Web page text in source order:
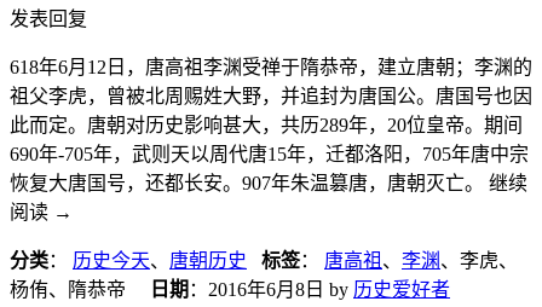
发表回复
618年6月12日，唐高祖李渊受禅于隋恭帝，建立唐朝；李渊的
祖父李虎，曾被北周赐姓大野，并追封为唐国公。唐国号也因
此而定。唐朝对历史影响甚大，共历289年，20位皇帝。期间
690年-705年，武则天以周代唐15年，迁都洛阳，705年唐中宗
恢复大唐国号，还都长安。907年朱温篡唐，唐朝灭亡。 继续
阅读 →
分类： 历史今天、 唐朝历史 标签： 唐高祖 、 李渊、李虎、
杨侑、隋恭帝
日期 ： 2016年6月8日 by 历史爱好者